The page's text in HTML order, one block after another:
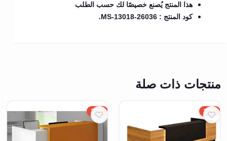
هذا المنتج يُصنع خصيصًا لك حسب الطلب
كود المنتج : MS-13018-26036.
منتجات ذات صلة
10%
10%